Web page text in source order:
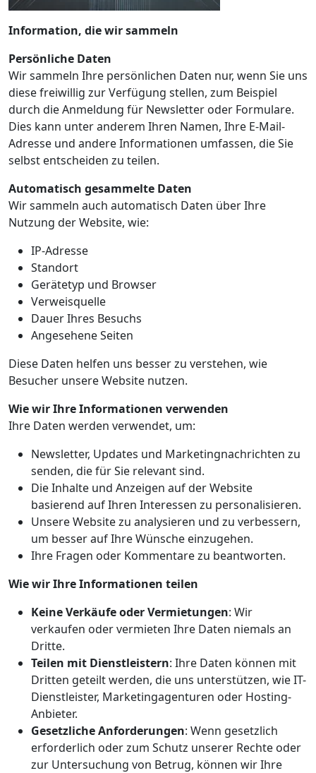
Information, die wir sammeln
Persönliche Daten
Wir sammeln Ihre persönlichen Daten nur, wenn Sie uns
diese freiwillig zur Verfügung stellen, zum Beispiel
durch die Anmeldung für Newsletter oder Formulare.
Dies kann unter anderem Ihren Namen, Ihre E-Mail-
Adresse und andere Informationen umfassen, die Sie
selbst entscheiden zu teilen.
Automatisch gesammelte Daten
Wir sammeln auch automatisch Daten über Ihre
Nutzung der Website, wie:
IP-Adresse
Standort
Gerätetyp und Browser
Verweisquelle
Dauer Ihres Besuchs
Angesehene Seiten
Diese Daten helfen uns besser zu verstehen, wie
Besucher unsere Website nutzen.
Wie wir Ihre Informationen verwenden
Ihre Daten werden verwendet, um:
Newsletter, Updates und Marketingnachrichten zu
senden, die für Sie relevant sind.
Die Inhalte und Anzeigen auf der Website
basierend auf Ihren Interessen zu personalisieren.
Unsere Website zu analysieren und zu verbessern,
um besser auf Ihre Wünsche einzugehen.
Ihre Fragen oder Kommentare zu beantworten.
Wie wir Ihre Informationen teilen
Keine Verkäufe oder Vermietungen: Wir
verkaufen oder vermieten Ihre Daten niemals an
Dritte.
Teilen mit Dienstleistern: Ihre Daten können mit
Dritten geteilt werden, die uns unterstützen, wie IT-
Dienstleister, Marketingagenturen oder Hosting-
Anbieter.
Gesetzliche Anforderungen: Wenn gesetzlich
erforderlich oder zum Schutz unserer Rechte oder
zur Untersuchung von Betrug, können wir Ihre